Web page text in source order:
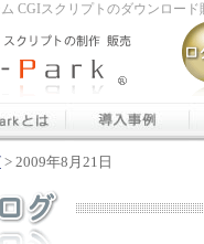
CGIスクリプトのダウンロー
> 2009年8月21日